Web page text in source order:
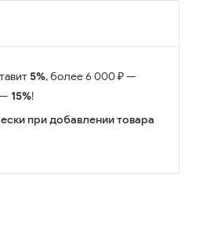
5%, более 6 000 ₽ —
15%!
при добавлении товара